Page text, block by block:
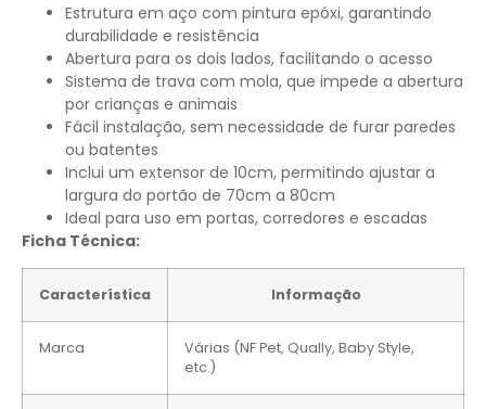
Estrutura em aço com pintura epóxi, garantindo
durabilidade e resistência
Abertura para os dois lados, facilitando o acesso
Sistema de trava com mola, que impede a abertura
por crianças e animais
Fácil instalação, sem necessidade de furar paredes
ou batentes
Inclui um extensor de 10cm, permitindo ajustar a
largura do portão de 70cm a 80cm
Ideal para uso em portas, corredores e escadas
Ficha Técnica:
Característica Informação
Marca
Várias (NF Pet, Qually, Baby Style,
etc.)